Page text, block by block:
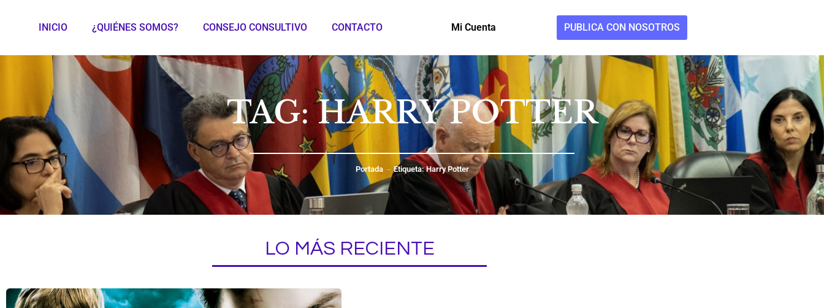
INICIO ¿QUIÉNES SOMOS? CONSEJO CONSULTIVO CONTACTO Mi Cuenta PUBLICA CON NOSOTROS
TAG: HARRY POTTER
Portada Etiqueta: Harry Potter
LO MÁS RECIENTE